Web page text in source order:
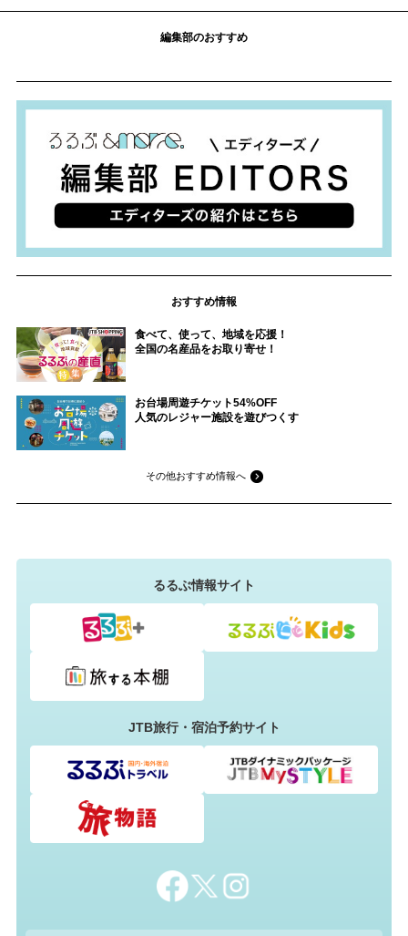
編集部のおすすめ
おすすめ情報
食べて、使って、地域を応援！
全国の名産品をお取り寄せ！
お台場周遊チケット54%OFF
人気のレジャー施設を遊びつくす
その他おすすめ情報へ
るるぶ情報サイト
JTB旅行・宿泊予約サイト